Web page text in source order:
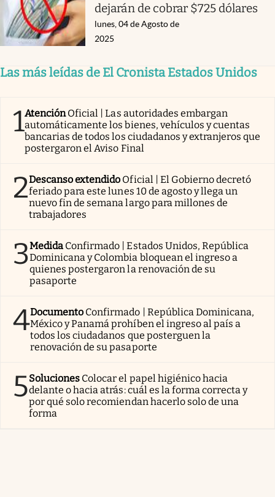
dejarán de cobrar $725 dólares
lunes, 04 de Agosto de
2025
Las más leídas de El Cronista Estados Unidos
1AtenciónOficial | Las autoridades embargan
automáticamente los bienes, vehículos y cuentas
bancarias de todos los ciudadanos y extranjeros que
postergaron el Aviso Final
2Descanso extendido Oficial | El Gobierno decretó
feriado para este lunes 10 de agosto y llega un
nuevo fin de semana largo para millones de
trabajadores
3Medida Confirmado | Estados Unidos, República
Dominicana y Colombia bloquean el ingreso a
quienes postergaron la renovación de su
pasaporte
4Documento Confirmado | República Dominicana,
México y Panamá prohíben el ingreso al país a
todos los ciudadanos que posterguen la
renovación de su pasaporte
5Soluciones Colocar el papel higiénico hacia
delante o hacia atrás: cuál es la forma correcta y
por qué solo recomiendan hacerlo solo de una
forma